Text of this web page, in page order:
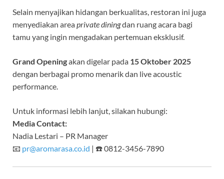
Selain menyajikan hidangan berkualitas, restoran ini juga
menyediakan areaprivate diningdan ruang acara bagi
tamu yang ingin mengadakan pertemuan eksklusif.
Grand Openingakan digelar pada 15 Oktober 2025
dengan berbagai promo menarik dan live acoustic
performance.
Untuk informasi lebih lanjut, silakan hubungi:
Media Contact:
Nadia Lestari – PR Manager
📧 pr@aromarasa.co.id | ☎️ 0812-3456-7890